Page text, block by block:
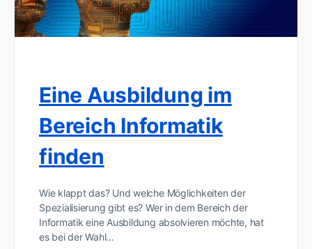
Eine Ausbildung im
Bereich Informatik
finden
Wie klappt das? Und welche Möglichkeiten der
Spezialisierung gibt es? Wer in dem Bereich der
Informatik eine Ausbildung absolvieren möchte, hat
es bei der Wahl…